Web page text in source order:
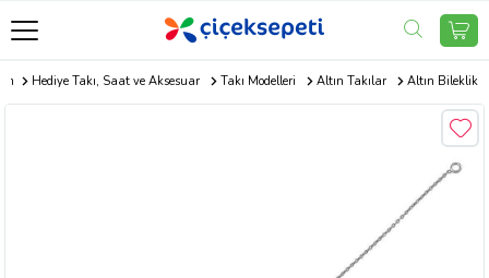
Hediye Takı, Saat ve Aksesuar Takı Modelleri Altın Takılar Altın Bileklik